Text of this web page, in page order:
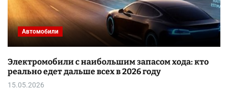
Автомобили
Электромобили с наибольшим запасом хода: кто
реально едет дальше всех в 2026 году
15.05.2026